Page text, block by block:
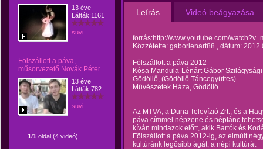
13 éve
Látták:1161
suvi
Fölszállott a páva,
műsorvezető Novák Péter
13 éve
Látták:782
suvi
1/1 oldal (4 videó)
Leírás Videó beágyazása
forrás:http://www.youtube.com/
Közzétette: gaborlenart88 , dátum:
Fölszállott a páva 2012
Kósa Mandula-Lénárt Gábor
Gödöllő, (Gödöllő Táncegyüttes)
Művészetek Háza, Gödöllő
Az MTVA, a Duna Televízió Zrt., és a
páva címmel népzene és néptánc
kíván mindazok előtt, akik Bartók és
Fölszállott a páva 2012-ig, az elmúlt
kultúránk legősibb ágát, a népi kultúrát